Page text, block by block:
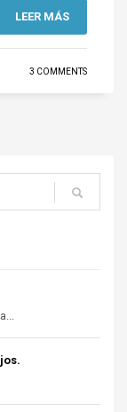
LEER MÁS
3 COMMENTS